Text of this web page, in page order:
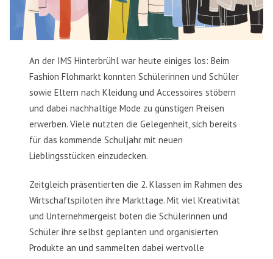
An der IMS Hinterbrühl war heute einiges los: Beim
Fashion Flohmarkt konnten Schülerinnen und Schüler
sowie Eltern nach Kleidung und Accessoires stöbern
und dabei nachhaltige Mode zu günstigen Preisen
erwerben. Viele nutzten die Gelegenheit, sich bereits
für das kommende Schuljahr mit neuen
Lieblingsstücken einzudecken.
Zeitgleich präsentierten die 2. Klassen im Rahmen des
Wirtschaftspiloten ihre Markttage. Mit viel Kreativität
und Unternehmergeist boten die Schülerinnen und
Schüler ihre selbst geplanten und organisierten
Produkte an und sammelten dabei wertvolle